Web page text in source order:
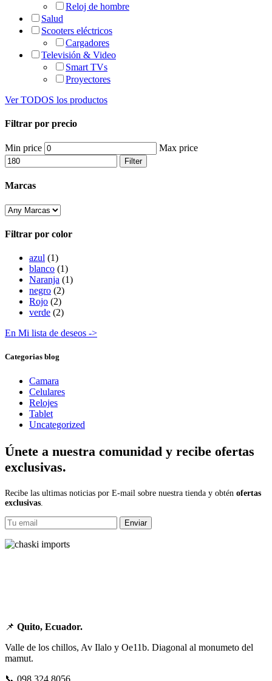
Reloj de hombre
Salud
Scooters eléctricos
Cargadores
Televisión & Video
Smart TVs
Proyectores
Ver TODOS los productos
Filtrar por precio
Min price Max price
Filter
Marcas
Filtrar por color
azul (1)
blanco (1)
Naranja (1)
negro (2)
Rojo (2)
verde (2)
En Mi lista de deseos ->
Categorias blog
Camara
Celulares
Relojes
Tablet
Uncategorized
Únete a nuestra comunidad y recibe ofertas
exclusivas.
Recibe las ultimas noticias por E-mail sobre nuestra tienda y obtén ofertas
exclusivas
Enviar
📌 Quito, Ecuador.
Valle de los chillos, Av Ilalo y Oe11b. Diagonal al monumeto del
mamut.
📞 098 324 8056